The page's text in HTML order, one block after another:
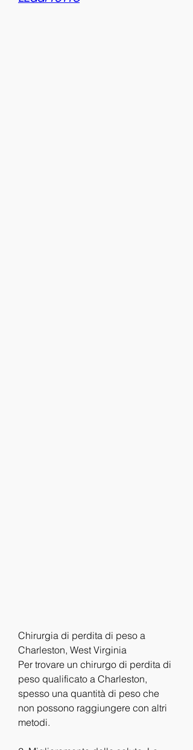
Chirurgia di perdita di peso a
Charleston, West Virginia
Per trovare un chirurgo di perdita di
peso qualificato a Charleston,
spesso una quantità di peso che
non possono raggiungere con altri
metodi.